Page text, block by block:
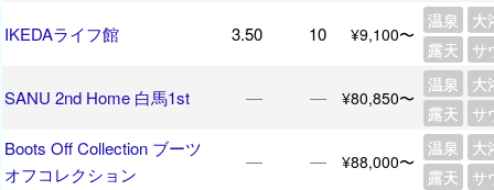
IKEDAライフ館 3.50 10 ¥9,100〜
温泉
大
露天
サ
SANU 2nd Home 白馬1st ― ― ¥80,850〜
温泉
大
露天
サ
Boots Off Collection ブーツ
オフコレクション
― ― ¥88,000〜
温泉
大
露天
サ